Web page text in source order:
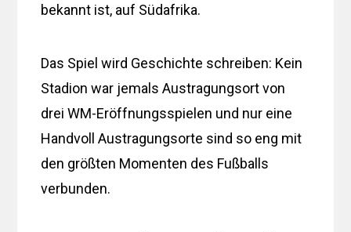
bekannt ist, auf Südafrika.
Das Spiel wird Geschichte schreiben: Kein
Stadion war jemals Austragungsort von
drei WM-Eröffnungsspielen und nur eine
Handvoll Austragungsorte sind so eng mit
den größten Momenten des Fußballs
verbunden.